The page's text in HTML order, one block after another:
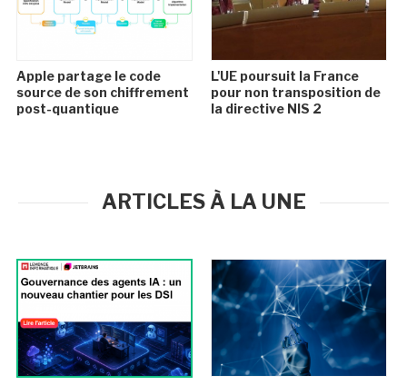
Apple partage le code
source de son chiffrement
post-quantique
L'UE poursuit la France
pour non transposition de
la directive NIS 2
ARTICLES À LA UNE